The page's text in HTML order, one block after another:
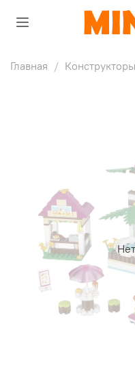
Главная Конструкторы